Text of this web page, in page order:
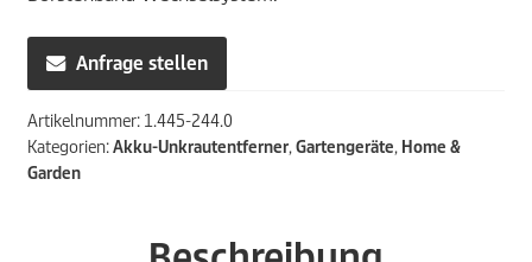
Anfrage stellen
Artikelnummer: 1.445-244.0
Kategorien:Akku-Unkrautentferner,Gartengeräte, Home &
Garden